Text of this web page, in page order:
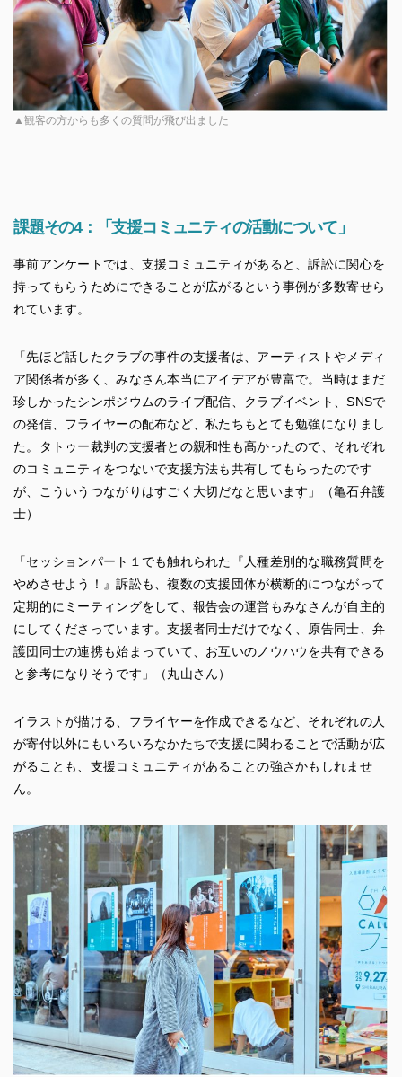
▲観客の方からも多くの質問が飛び出ました
課題その4：「支援コミュニティの活動について」
事前アンケートでは、支援コミュニティがあると、訴訟に関心を
持ってもらうためにできることが広がるという事例が多数寄せら
れています。
「先ほど話したクラブの事件の支援者は、アーティストやメディ
ア関係者が多く、みなさん本当にアイデアが豊富で。当時はまだ
珍しかったシンポジウムのライブ配信、クラブイベント、SNSで
の発信、フライヤーの配布など、私たちもとても勉強になりまし
た。タトゥー裁判の支援者との親和性も高かったので、それぞれ
のコミュニティをつないで支援方法も共有してもらったのです
が、こういうつながりはすごく大切だなと思います」（亀石弁護
士）
「セッションパート１でも触れられた『人種差別的な職務質問を
やめさせよう！』訴訟も、複数の支援団体が横断的につながって
定期的にミーティングをして、報告会の運営もみなさんが自主的
にしてくださっています。支援者同士だけでなく、原告同士、弁
護団同士の連携も始まっていて、お互いのノウハウを共有できる
と参考になりそうです」（丸山さん）
イラストが描ける、フライヤーを作成できるなど、それぞれの人
が寄付以外にもいろいろなかたちで支援に関わることで活動が広
がることも、支援コミュニティがあることの強さかもしれませ
ん。